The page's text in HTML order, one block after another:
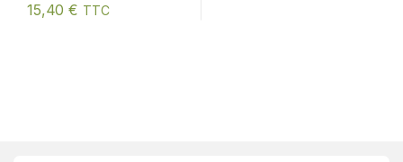
15,40€ TTC